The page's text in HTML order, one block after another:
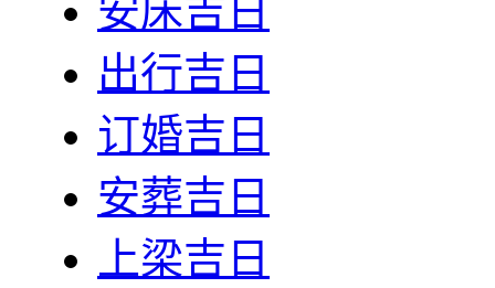
安床吉日
出行吉日
订婚吉日
安葬吉日
上梁吉日